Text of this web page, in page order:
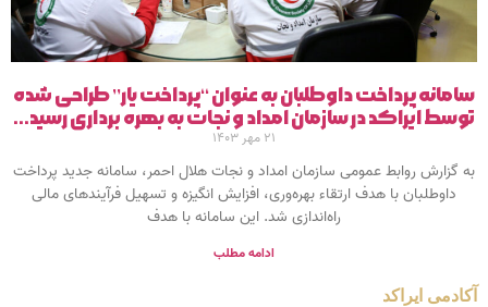
سامانه پرداخت داوطلبان به عنوان “پرداخت یار” طراحی شده
توسط ایراکد در سازمان امداد و نجات به بهره برداری رسید…
۲۱ مهر ۱۴۰۳
به گزارش روابط عمومی سازمان امداد و نجات هلال احمر، سامانه جدید پرداخت
داوطلبان با هدف ارتقاء بهره‌وری، افزایش انگیزه و تسهیل فرآیندهای مالی
راه‌اندازی شد. این سامانه با هدف
ادامه مطلب
آکادمی ایراکد